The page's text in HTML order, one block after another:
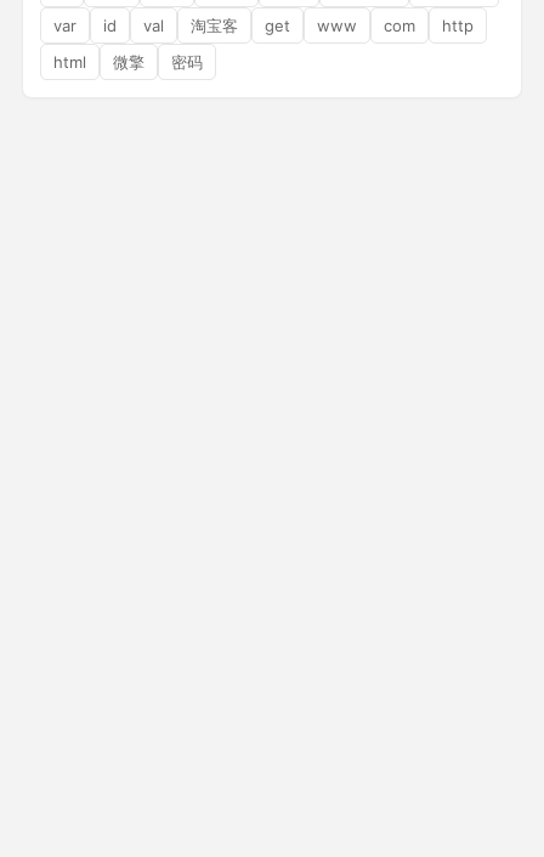
var
id val 淘宝客 get www com
http
html
微擎 密码